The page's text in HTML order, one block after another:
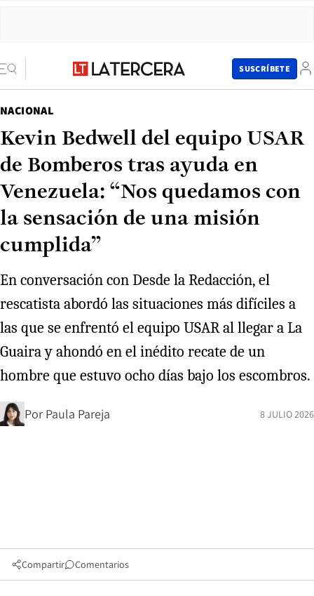
SUSCRÍBETE
NACIONAL
Kevin Bedwell del equipo USAR
de Bomberos tras ayuda en
Venezuela: “Nos quedamos con
la sensación de una misión
cumplida”
En conversación con Desde la Redacción, el
rescatista abordó las situaciones más difíciles a
las que se enfrentó el equipo USAR al llegar a La
Guaira y ahondó en el inédito recate de un
hombre que estuvo ocho días bajo los escombros.
Por Paula Pareja 8 JULIO 2026
Compartir Comentarios